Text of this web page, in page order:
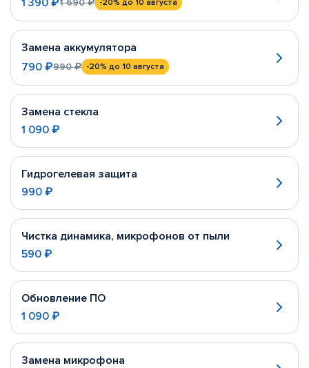
-20% до 10 августа
Замена аккумулятора
790 ₽990 ₽ -20% до 10 августа
Замена стекла
1 090 ₽
Гидрогелевая защита
990 ₽
Чистка динамика, микрофонов от пыли
590 ₽
Обновление ПО
1 090 ₽
Замена микрофона